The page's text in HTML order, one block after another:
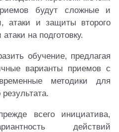
будут сложные и
атаки и защиты второго
на подготовку.
обучение, предлагая
варианты приемов с
методики для
всего инициатива,
действий